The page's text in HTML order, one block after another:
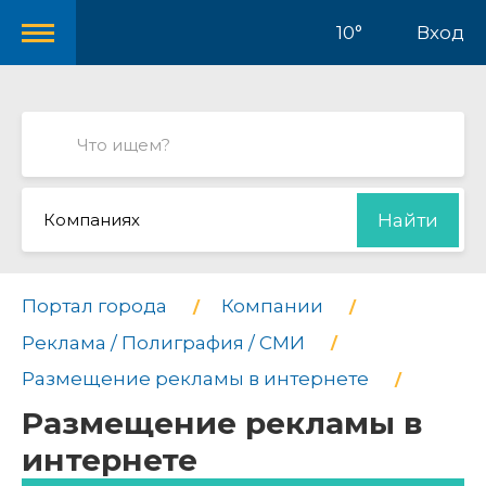
10° Вход
Компаниях Найти
Портал города
Компании
Реклама / Полиграфия / СМИ
Размещение рекламы в интернете
Размещение рекламы в
интернете